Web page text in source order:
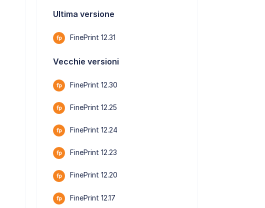
Ultima versione
FinePrint 12.31
Vecchie versioni
FinePrint 12.30
FinePrint 12.25
FinePrint 12.24
FinePrint 12.23
FinePrint 12.20
FinePrint 12.17